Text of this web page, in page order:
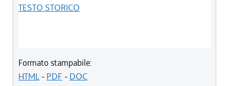
TESTO STORICO
Formato stampabile:
HTML- PDF - DOC